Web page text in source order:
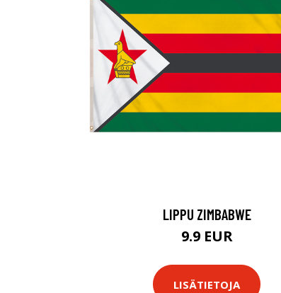
LIPPU ZIMBABWE
9.9 EUR
LISÄTIETOJA